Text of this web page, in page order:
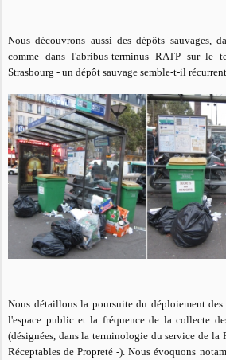
Nous découvrons aussi des dépôts sauvages,
comme dans l'abribus-terminus RATP sur le
Strasbourg - un dépôt sauvage semble-t-il
Nous détaillonsla poursuite du déploiement des
l'espace public etla fréquence de la collecte
(désignées, dans la terminologie du service de la
Réceptables de Propreté -). Nous évoquons